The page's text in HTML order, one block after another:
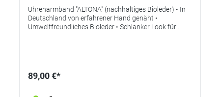
Uhrenarmband "ALTONA" (nachhaltiges Bioleder) • In
Deutschland von erfahrener Hand genäht •
Umweltfreundliches Bioleder • Schlanker Look für
89,00 €*